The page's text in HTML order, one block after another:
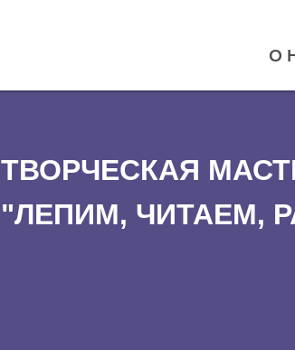
О
ТВОРЧЕСКАЯ
"ЛЕПИМ, ЧИТАЕМ,